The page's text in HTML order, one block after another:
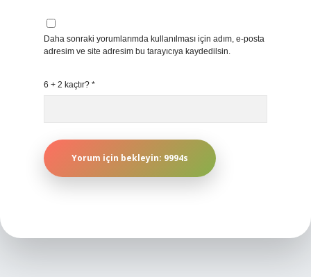
Daha sonraki yorumlarımda kullanılması için adım, e-posta
adresim ve site adresim bu tarayıcıya kaydedilsin.
6 + 2 kaçtır? *